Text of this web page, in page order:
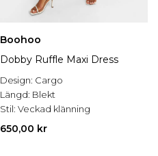
Boohoo
Dobby Ruffle Maxi Dress
Design: Cargo
Längd: Blekt
Stil: Veckad klänning
650,00 kr